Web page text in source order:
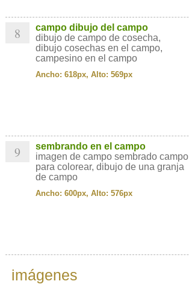
8
campo dibujo del campo
dibujo de campo de cosecha,
dibujo cosechas en el campo,
campesino en el campo
Ancho: 618px, Alto: 569px
9
sembrando en el campo
imagen de campo sembrado campo
para colorear, dibujo de una granja
de campo
Ancho: 600px, Alto: 576px
imágenes